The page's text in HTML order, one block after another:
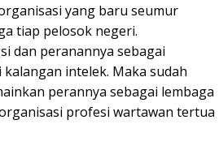
yang baru seumur
tiap pelosok negeri.
dan peranannya sebagai
intelek. Maka sudah
perannya sebagai lembaga
profesi wartawan tertua